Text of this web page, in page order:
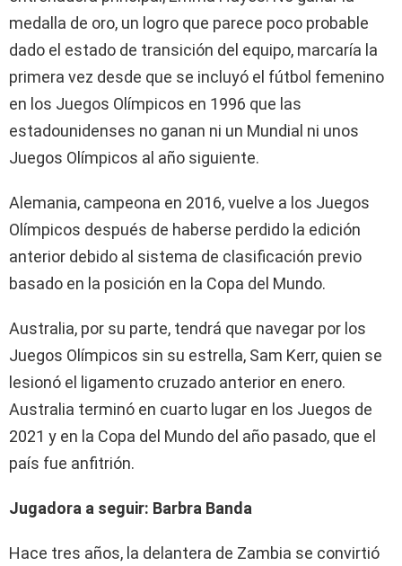
medalla de oro, un logro que parece poco probable
dado el estado de transición del equipo, marcaría la
primera vez desde que se incluyó el fútbol femenino
en los Juegos Olímpicos en 1996 que las
estadounidenses no ganan ni un Mundial ni unos
Juegos Olímpicos al año siguiente.
Alemania, campeona en 2016, vuelve a los Juegos
Olímpicos después de haberse perdido la edición
anterior debido al sistema de clasificación previo
basado en la posición en la Copa del Mundo.
Australia, por su parte, tendrá que navegar por los
Juegos Olímpicos sin su estrella, Sam Kerr, quien se
lesionó el ligamento cruzado anterior en enero.
Australia terminó en cuarto lugar en los Juegos de
2021 y en la Copa del Mundo del año pasado, que el
país fue anfitrión.
Jugadora a seguir: Barbra Banda
Hace tres años, la delantera de Zambia se convirtió